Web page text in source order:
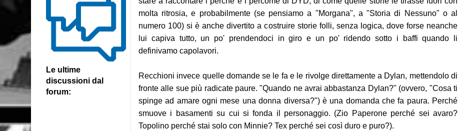
Le ultime
discussioni dal
forum:
molta ritrosia, e probabilmente (se pensiamo a "Morgana", a "Storia di Nessuno" o al
numero 100) si è anche divertito a costruire storie folli, senza logica, dove forse neanche
lui capiva tutto, un po' prendendoci in giro e un po' ridendo sotto i baffi quando li
definivamo capolavori.
Recchioni invece quelle domande se le fa e le rivolge direttamente a Dylan, mettendolo di
fronte alle sue più radicate paure. "Quando ne avrai abbastanza Dylan?" (ovvero, "Cosa ti
spinge ad amare ogni mese una donna diversa?") è una domanda che fa paura. Perché
smuove i basamenti su cui si fonda il personaggio. (Zio Paperone perché sei avaro?
Topolino perché stai solo con Minnie? Tex perché sei così duro e puro?).